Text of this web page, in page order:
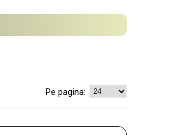
Pe pagina: